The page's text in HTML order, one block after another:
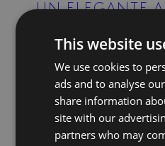
UN ELEGANTE
COMUNIDAD
4 DORMITORIOS3
1.749.000 €
This website
We use cookies to
ads and to analyse
share information
site with our
partners who may